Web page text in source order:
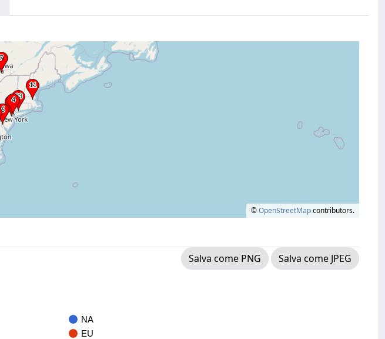
©OpenStreetMapcontributors.
Salva come PNG
Salva come JPEG
NA
EU